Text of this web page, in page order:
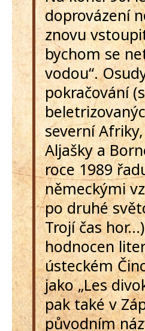
doprovázení
znovu
bychom se
vodou“.
pokračování
severní
Aljašky a
roce 1989
německými
po druhé
Trojí čas
hodnocen
ústeckém
jako „Les
pak také v
původním